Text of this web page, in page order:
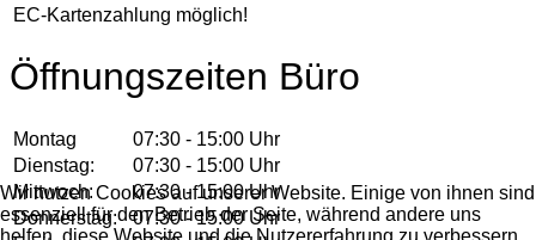
EC-Kartenzahlung möglich!
Öffnungszeiten Büro
Montag
07:30 - 15:00 Uhr
Dienstag:
07:30 - 15:00 Uhr
Mittwoch:
07:30 - 15:00 Uhr
Donnerstag: 07:30 - 15:00 Uhr
Wir nutzen Cookies auf unserer Website. Einige von ihnen sind
essenziell für den Betrieb der Seite, während andere uns
helfen, diese Website und die Nutzererfahrung zu verbessern